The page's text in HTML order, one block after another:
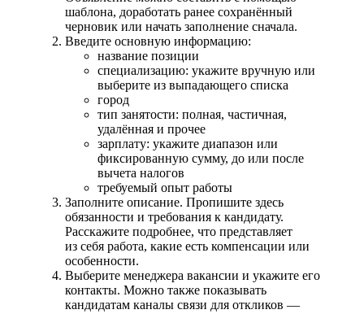
шаблона, доработать ранее сохранённый
черновик или начать заполнение сначала.
Введите основную информацию:
название позиции
специализацию: укажите вручную или
выберите из выпадающего списка
город
тип занятости: полная, частичная,
удалённая и прочее
зарплату: укажите диапазон или
фиксированную сумму, до или после
вычета налогов
требуемый опыт работы
Заполните описание. Пропишите здесь
обязанности и требования к кандидату.
Расскажите подробнее, что представляет
из себя работа, какие есть компенсации или
особенности.
Выберите менеджера вакансии и укажите его
контакты. Можно также показывать
кандидатам каналы связи для откликов —